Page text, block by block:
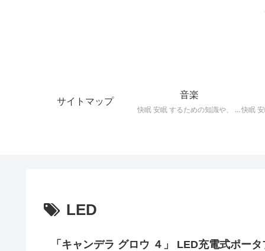
サイトマップ
音楽
快眠 安眠 するための知識や、 枕 、 照明 、 アロマ など、おすすめの グッズ を紹介。 快眠 安眠 のための 音楽 CD の紹介です。 ヒーリングCD リラクゼーションCD インストゥルメンタルCD オルゴールCD ヘミシンクCD α波音楽 など。
LED
「キャンデラ グロウ ４」 LED充電式ポー